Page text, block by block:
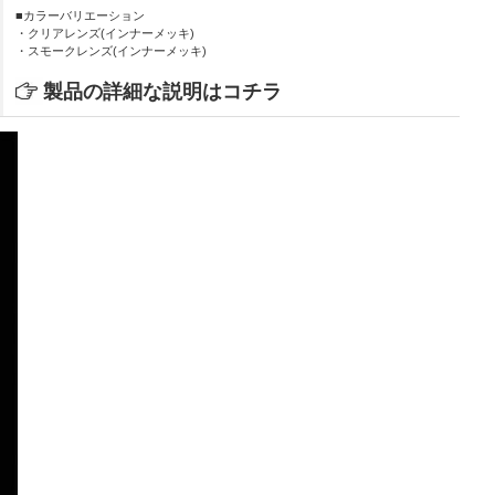
■カラーバリエーション
・クリアレンズ(インナーメッキ)
・スモークレンズ(インナーメッキ)
製品の詳細な説明はコチラ